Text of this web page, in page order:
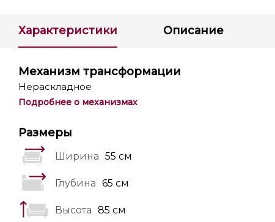
Характеристики Описание
Механизм трансформации
Нераскладное
Подробнее о механизмах
Размеры
Ширина 55 см
Глубина 65 см
Высота 85 см